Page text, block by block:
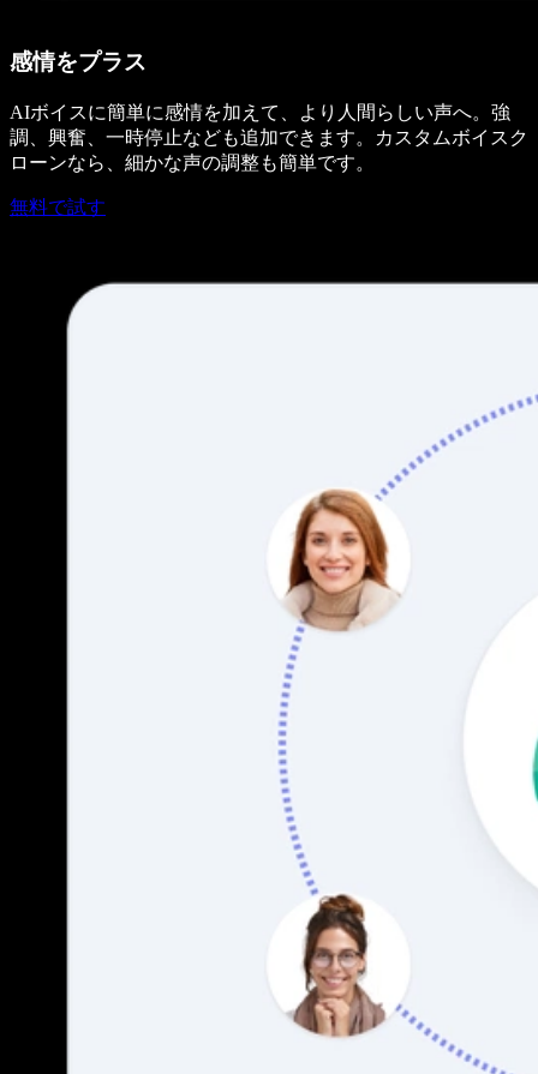
感情をプラス
AIボイスに簡単に感情を加えて、より人間らしい声へ。強
調、興奮、一時停止なども追加できます。カスタムボイスク
ローンなら、細かな声の調整も簡単です。
無料で試す